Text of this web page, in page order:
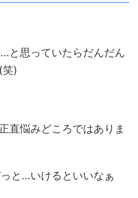
と思っていたらだんだん
)
直悩みどころではありま
と…いけるといいなぁ